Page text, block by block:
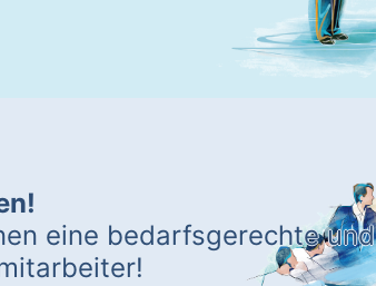
eine bedarfsgerechte und